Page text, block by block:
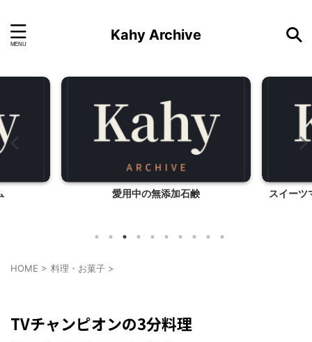
Kahy Archive
愛用中の無添加石鹸 スイーツ
HOME > 料理・お菓子 >
TVチャンピオンの3分料理